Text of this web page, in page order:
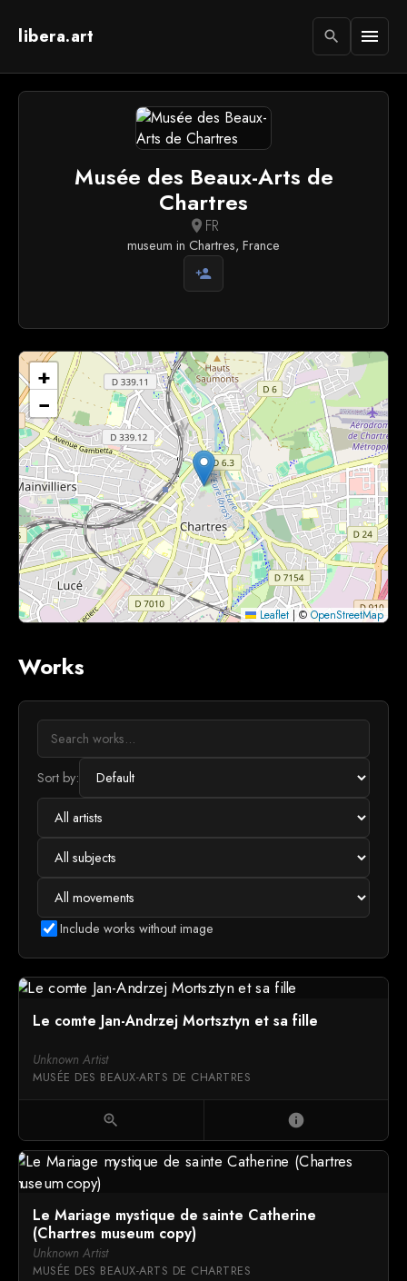
libera.art search menu
Musée des Beaux-Arts de
Chartres
location_on FR
museum in Chartres, France
person_add
+
−
Leaflet | ©OpenStreetMap
Works
Sort by:
Include works without image
Le comte Jan-Andrzej Mortsztyn et sa fille
Unknown Artist
MUSÉE DES BEAUX-ARTS DE CHARTRES
zoom_in info
Le Mariage mystique de sainte Catherine
(Chartres museum copy)
Unknown Artist
MUSÉE DES BEAUX-ARTS DE CHARTRES